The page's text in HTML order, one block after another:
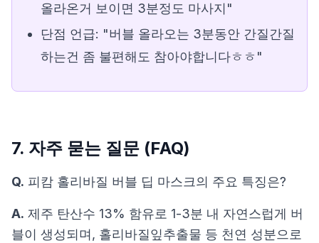
올라온거 보이면 3분정도 마사지"
단점 언급: "버블 올라오는 3분동안 간질간질
하는건 좀 불편해도 참아야합니다ㅎㅎ"
7. 자주 묻는 질문 (FAQ)
Q. 피캄 홀리바질 버블 딥 마스크의 주요 특징은?
A. 제주 탄산수 13% 함유로 1-3분 내 자연스럽게 버
블이 생성되며, 홀리바질잎추출물 등 천연 성분으로